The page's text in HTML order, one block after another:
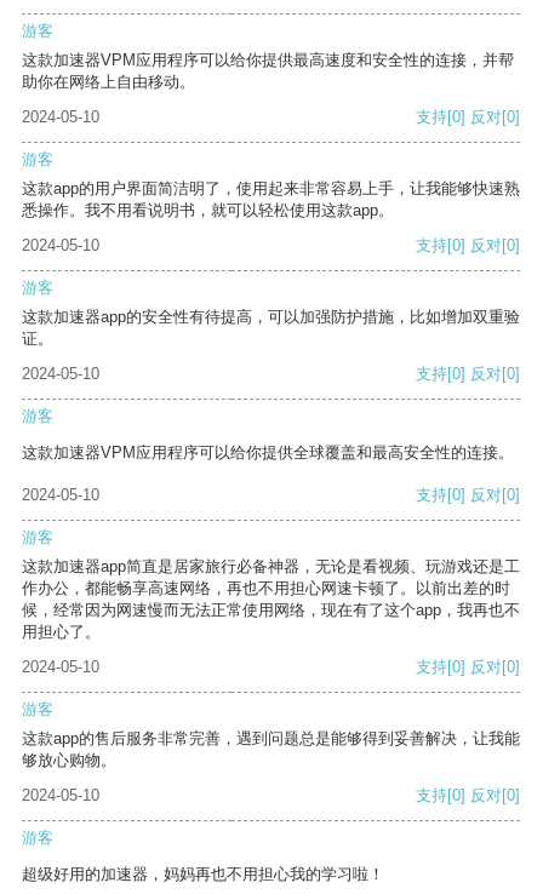
游客
这款加速器VPM应用程序可以给你提供最高速度和安全性的连接，并帮
助你在网络上自由移动。
2024-05-10
支持[0] 反对[0]
游客
这款app的用户界面简洁明了，使用起来非常容易上手，让我能够快速熟
悉操作。我不用看说明书，就可以轻松使用这款app。
2024-05-10
支持[0] 反对[0]
游客
这款加速器app的安全性有待提高，可以加强防护措施，比如增加双重验
证。
2024-05-10
支持[0] 反对[0]
游客
这款加速器VPM应用程序可以给你提供全球覆盖和最高安全性的连接。
2024-05-10 支持[0] 反对[0]
游客
这款加速器app简直是居家旅行必备神器，无论是看视频、玩游戏还是工
作办公，都能畅享高速网络，再也不用担心网速卡顿了。以前出差的时
候，经常因为网速慢而无法正常使用网络，现在有了这个app，我再也不
用担心了。
2024-05-10
支持[0] 反对[0]
游客
这款app的售后服务非常完善，遇到问题总是能够得到妥善解决，让我能
够放心购物。
2024-05-10
支持[0] 反对[0]
游客
超级好用的加速器，妈妈再也不用担心我的学习啦！